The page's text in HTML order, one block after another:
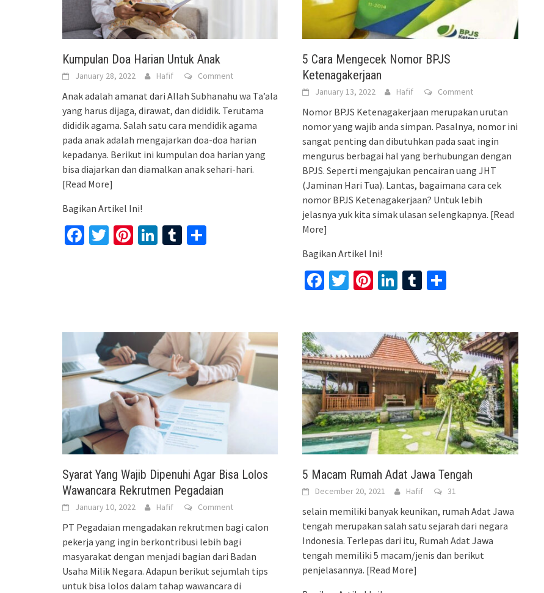
Kumpulan Doa Harian Untuk Anak
January 28, 2022 Hafif Comment
Anak adalah amanat dari Allah Subhanahu wa Ta’ala
yang harus dijaga, dirawat, dan dididik. Terutama
dididik agama. Salah satu cara mendidik agama
pada anak adalah mengajarkan doa-doa harian
kepadanya. Berikut ini kumpulan doa harian yang
bisa diajarkan dan diamalkan anak sehari-hari.
[Read More]
Bagikan Artikel Ini!
Facebook
TwitterPinterest
LinkedIn
Tumblr
5 Cara Mengecek Nomor BPJS
Ketenagakerjaan
January 13, 2022 Hafif Comment
Nomor BPJS Ketenagakerjaan merupakan urutan
nomor yang wajib anda simpan. Pasalnya, nomor ini
sangat penting dan dibutuhkan pada saat ingin
mengurus berbagai hal yang berhubungan dengan
BPJS. Seperti mengajukan pencairan uang JHT
(Jaminan Hari Tua). Lantas, bagaimana cara cek
nomor BPJS Ketenagakerjaan? Untuk lebih
jelasnya yuk kita simak ulasan selengkapnya. [Read
More]
Bagikan Artikel Ini!
Facebook
TwitterPinterest
LinkedIn
Tumblr
Syarat Yang Wajib Dipenuhi Agar Bisa Lolos
Wawancara Rekrutmen Pegadaian
January 10, 2022 Hafif Comment
PT Pegadaian mengadakan rekrutmen bagi calon
pekerja yang ingin berkontribusi lebih bagi
masyarakat dengan menjadi bagian dari Badan
Usaha Milik Negara. Adapun berikut sejumlah tips
untuk bisa lolos dalam tahap wawancara di
5 Macam Rumah Adat Jawa Tengah
December 20, 2021 Hafif 31
selain memiliki banyak keunikan, rumah Adat Jawa
tengah merupakan salah satu sejarah dari negara
Indonesia. Terlepas dari itu, Rumah Adat Jawa
tengah memiliki 5 macam/jenis dan berikut
penjelasannya. [Read More]